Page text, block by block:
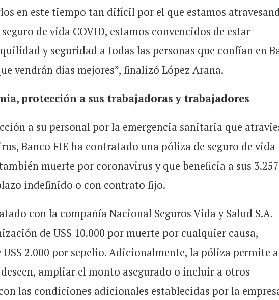
en este tiempo tan difícil por el que estamos
de vida COVID, estamos convencidos de estar
y seguridad a todas las personas que confían en
vendrán días mejores”, finalizó López Arana.
protección a sus trabajadoras y trabajadores
a su personal por la emergencia sanitaria que
Banco FIE ha contratado una póliza de seguro de vida
muerte por coronavirus y que beneficia a sus 3.257
indefinido o con contrato fijo.
con la compañía Nacional Seguros Vida y Salud S.A.
de US$ 10.000 por muerte por cualquier causa,
2.000 por sepelio. Adicionalmente, la póliza permite
ampliar el monto asegurado o incluir a otros
las condiciones adicionales establecidas por la